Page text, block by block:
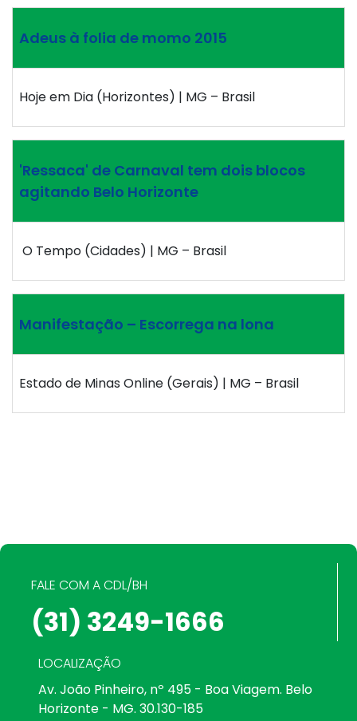
Adeus à folia de momo 2015
Hoje em Dia (Horizontes) | MG – Brasil
'Ressaca' de Carnaval tem dois blocos
agitando Belo Horizonte
O Tempo (Cidades) | MG – Brasil
Manifestação – Escorrega na lona
Estado de Minas Online (Gerais) | MG – Brasil
FALE COM A CDL/BH
(31) 3249-1666
LOCALIZAÇÃO
Av. João Pinheiro, nº 495 - Boa Viagem. Belo
Horizonte - MG. 30.130-185